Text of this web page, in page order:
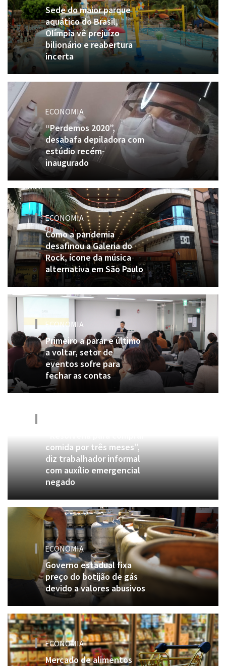
Sede do maior parque
aquático do Brasil,
Olímpia vê prejuízo
bilionário e reabertura
incerta
ECONOMIA
“Perdemos 2020”,
desabafa depiladora com
estúdio recém-
inaugurado
ECONOMIA
Como a pandemia
desafinou a Galeria do
Rock, ícone da música
alternativa em São Paulo
ECONOMIA
Primeiro a parar e último
a voltar, setor de
eventos sofre para
fechar as contas
comida por três meses”,
diz trabalhador informal
com auxílio emergencial
negado
ECONOMIA
Governo estadual fixa
preço do botijão de gás
devido a valores abusivos
ECONOMIA
Mercado de alimentos